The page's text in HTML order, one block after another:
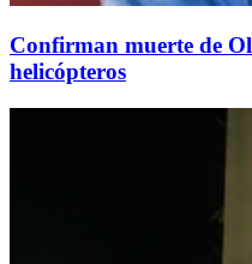
Confirman muerte de
helicópteros